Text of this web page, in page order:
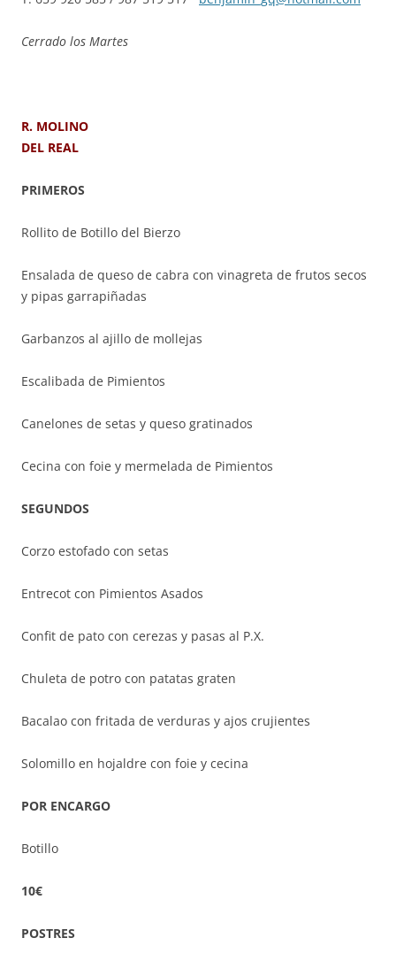
Cerrado los Martes
R. MOLINO
DEL REAL
PRIMEROS
Rollito de Botillo del Bierzo
Ensalada de queso de cabra con vinagreta de frutos secos
y pipas garrapiñadas
Garbanzos al ajillo de mollejas
Escalibada de Pimientos
Canelones de setas y queso gratinados
Cecina con foie y mermelada de Pimientos
SEGUNDOS
Corzo estofado con setas
Entrecot con Pimientos Asados
Confit de pato con cerezas y pasas al P.X.
Chuleta de potro con patatas graten
Bacalao con fritada de verduras y ajos crujientes
Solomillo en hojaldre con foie y cecina
POR ENCARGO
Botillo
10€
POSTRES